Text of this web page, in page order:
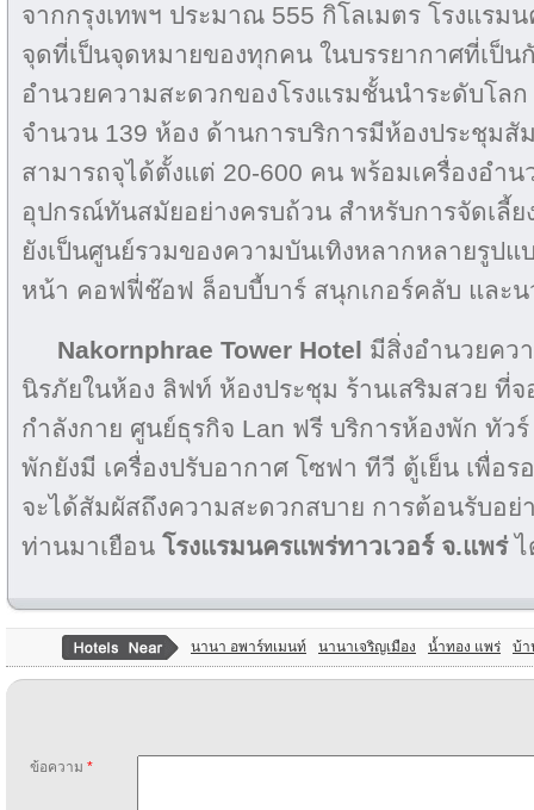
จากกรุงเทพฯ ประมาณ 555 กิโลเมตร โรงแรม
จุดที่เป็นจุดหมายของทุกคน ในบรรยากาศที่เป็น
อำนวยความสะดวกของโรงแรมชั้นนำระดับโลก
จำนวน 139 ห้อง ด้านการบริการมีห้องประชุม
สามารถจุได้ตั้งแต่ 20-600 คน พร้อมเครื่องอำ
อุปกรณ์ทันสมัยอย่างครบถ้วน สำหรับการจัดเลี้
ยังเป็นศูนย์รวมของความบันเทิงหลากหลายรูป
หน้า คอฟฟี่ช๊อฟ ล็อบบี้บาร์ สนุกเกอร์คลับ และ
Nakornphrae Tower Hotel มีสิ่งอำนวยคว
นิรภัยในห้อง ลิฟท์ ห้องประชุม ร้านเสริมสวย ที่
กำลังกาย ศูนย์ธุรกิจ Lan ฟรี บริการห้องพัก ทัว
พักยังมี เครื่องปรับอากาศ โซฟา ทีวี ตู้เย็น เพื่อ
จะได้สัมผัสถึงความสะดวกสบาย การต้อนรับอย่
ท่านมาเยือน โรงแรมนครแพร่ทาวเวอร์ จ.แพร่ไ
นานา อพาร์ทเมนท์ นานาเจริญเมือง น้ำทอง แพร่ บ้า
ข้อความ *